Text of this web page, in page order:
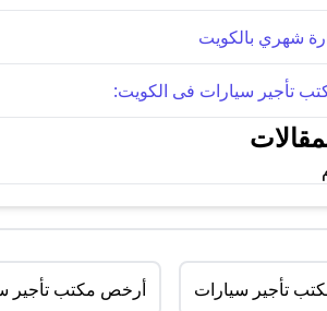
شهري بالكويت
تأجير سيارات فى الكويت:
تأجير سيارات أرخص مكتب تأجير